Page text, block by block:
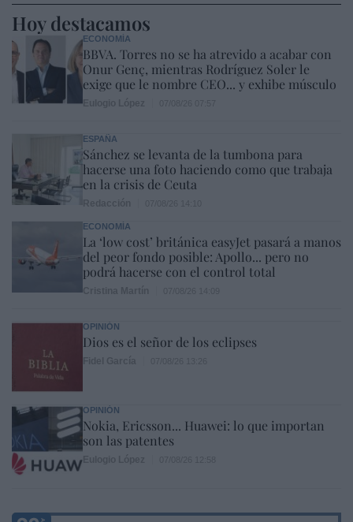
Hoy destacamos
ECONOMÍA
BBVA. Torres no se ha atrevido a acabar con
Onur Genç, mientras Rodríguez Soler le
exige que le nombre CEO... y exhibe músculo
ESPAÑA
Sánchez se levanta de la tumbona para
hacerse una foto haciendo como que trabaja
en la crisis de Ceuta
ECONOMÍA
La ‘low cost’ británica easyJet pasará a manos
del peor fondo posible: Apollo... pero no
podrá hacerse con el control total
OPINIÓN
Dios es el señor de los eclipses
OPINIÓN
Nokia, Ericsson... Huawei: lo que importan
son las patentes